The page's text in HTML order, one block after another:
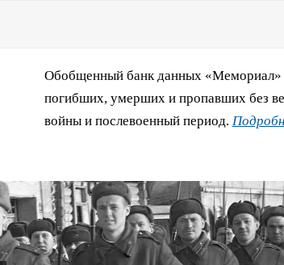
Обобщенный банк данных «Мемориал»
погибших, умерших и пропавших без
войны и послевоенный период.